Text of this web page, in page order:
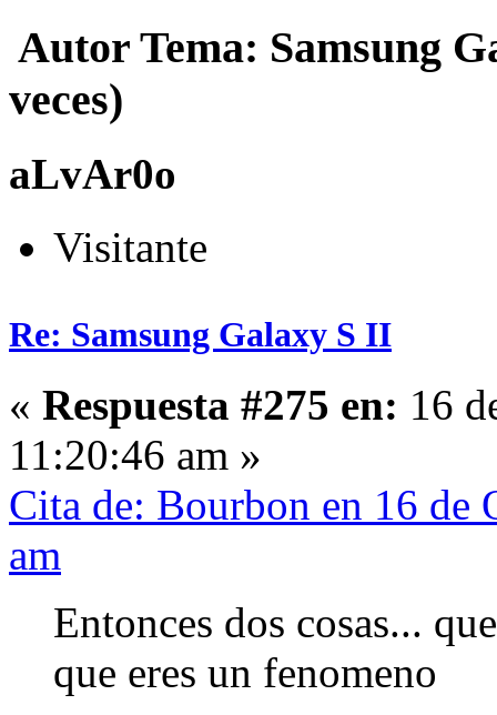
Autor Tema: Samsung
veces)
aLvAr0o
Visitante
Re: Samsung Galaxy S II
« Respuesta #275 en: 16
11:20:46 am »
Cita de: Bourbon en 16 de
am
Entonces dos cosas... que
que eres un fenomeno